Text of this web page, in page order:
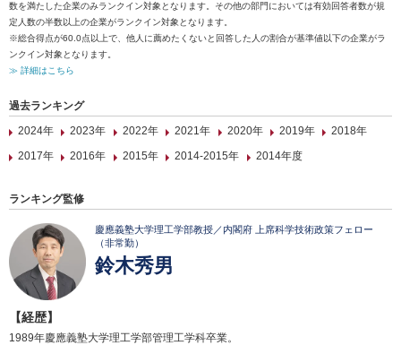
数を満たした企業のみランクイン対象となります。その他の部門においては有効回答者数が規
定人数の半数以上の企業がランクイン対象となります。
※総合得点が60.0点以上で、他人に薦めたくないと回答した人の割合が基準値以下の企業がラ
ンクイン対象となります。
≫ 詳細はこちら
過去ランキング
2024年
2023年 2022年 2021年 2020年 2019年
2018年
2017年
2016年 2015年 2014-2015年 2014年度
ランキング監修
慶應義塾大学理工学部教授／内閣府 上席科学技術政策フェロー
（非常勤）
鈴木秀男
【経歴】
1989年慶應義塾大学理工学部管理工学科卒業。